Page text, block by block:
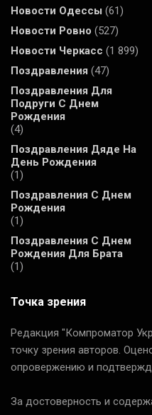
Новости Одессы (61)
Новости Ровно (527)
Новости Черкасс (1 899)
Поздравления (47)
Поздравления Для
Подруги С Днем
Рождения
(4)
Поздравления Дяде На
День Рождения
(1)
Поздравления С Днем
Рождения
(1)
Поздравления С Днем
Рождения Для Брата
(1)
Точка зрения
Редакция "Компроматор
точку зрения авторов.
опровержению и
За достоверность и